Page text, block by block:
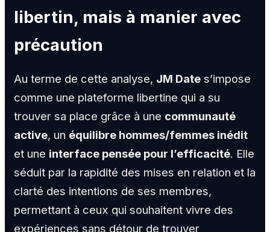
libertin, mais à manier avec
précaution
Au terme de cette analyse, JM Date s’impose
comme une plateforme libertine qui a su
trouver sa place grâce à une communauté
active, un équilibre hommes/femmes inédit
et une interface pensée pour l’efficacité. Elle
séduit par la rapidité des mises en relation et la
clarté des intentions de ses membres,
permettant à ceux qui souhaitent vivre des
expériences sans détour de trouver